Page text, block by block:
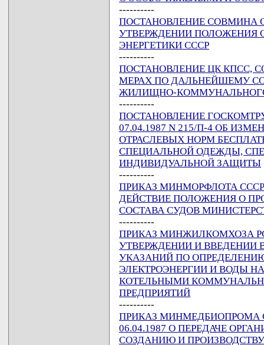
----------
ПОСТАНОВЛЕНИЕ СОВМИНА
УТВЕРЖДЕНИИ ПОЛОЖЕНИЯ
ЭНЕРГЕТИКИ СССР
----------
ПОСТАНОВЛЕНИЕ ЦК КПСС,
МЕРАХ ПО ДАЛЬНЕЙШЕМУ
ЖИЛИЩНО-КОММУНАЛЬНОГО
----------
ПОСТАНОВЛЕНИЕ
07.04.1987 N 215/П-4 ОБ
ОТРАСЛЕВЫХ НОРМ
СПЕЦИАЛЬНОЙ ОДЕЖДЫ,
ИНДИВИДУАЛЬНОЙ ЗАЩИТЫ
----------
ПРИКАЗ МИНМОРФЛОТА СССР
ДЕЙСТВИЕ ПОЛОЖЕНИЯ О
СОСТАВА СУДОВ
----------
ПРИКАЗ МИНЖИЛКОМХОЗА
УТВЕРЖДЕНИИ И ВВЕДЕНИИ
УКАЗАНИЙ ПО
ЭЛЕКТРОЭНЕРГИИ И ВОДЫ
КОТЕЛЬНЫМИ
ПРЕДПРИЯТИЙ
----------
ПРИКАЗ МИНМЕДБИОПРОМА
06.04.1987 О ПЕРЕДАЧЕ
СОЗДАНИЮ И